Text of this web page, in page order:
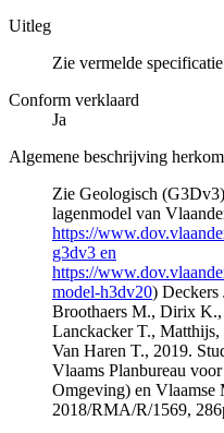
Uitleg
Zie vermelde specificatie
Conform verklaard
Ja
Algemene beschrijving
Zie Geologisch
lagenmodel van
https://
g3dv3 en
https://
model-h3dv20)
Broothaers M., Dirix
Lanckacker T.,
Van Haren T., 2019.
Vlaams Planbureau
Omgeving) en Vlaamse
2018/RMA/R/1569,